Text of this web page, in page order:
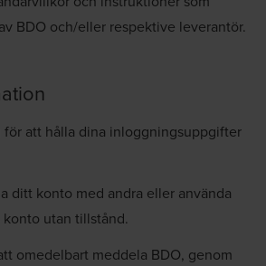
BDO och/eller respektive leverantör.
för att hålla dina inloggningsuppgifter
ditt konto med andra eller använda
konto utan tillstånd.
omedelbart meddela BDO, genom